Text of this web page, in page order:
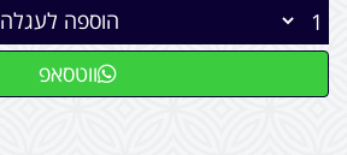
הוספה לעגלה
ווטסאפ